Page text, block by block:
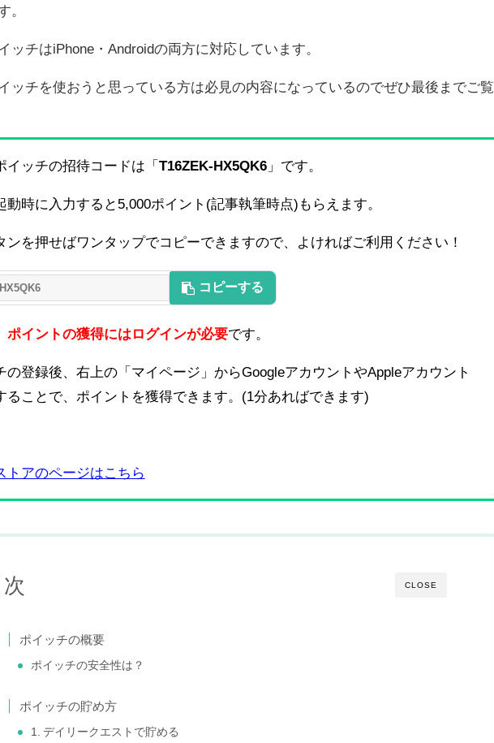
。
ッチはiPhone・Androidの両方に対応しています。
ッチを使おうと思っている方は必見の内容になっているのでぜひ最後までご覧
イッチの招待コードは「 T16ZEK-HX5QK6」です。
動時に入力すると5,000ポイント(記事執筆時点)もらえます。
ンを押せばワンタップでコピーできますので、よければご利用ください！
コピーする
ポイントの獲得にはログインが必要です。
の登録後、右上の「マイページ」からGoogleアカウントやAppleアカウント
ることで、ポイントを獲得できます。(1分あればできます)
トアのページはこちら
CLOSE
次
ポイッチの概要
ポイッチの安全性は？
ポイッチの貯め方
1. デイリークエストで貯める